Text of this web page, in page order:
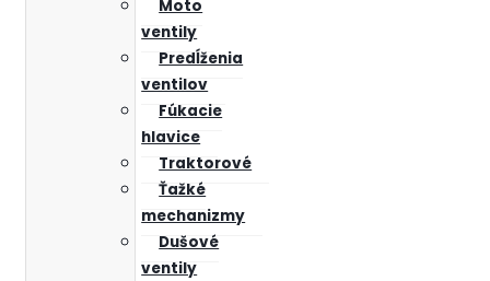
Moto
ventily
Predĺženia
ventilov
Fúkacie
hlavice
Traktorové
Ťažké
mechanizmy
Dušové
ventily